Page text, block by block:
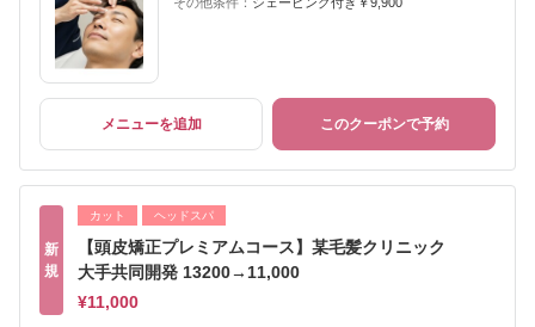
メニューを追加 このクーポンで予約
新
規
カット ヘッドスパ
【頭皮矯正プレミアムコース】某毛髪クリニック
大手共同開発 13200→11,000
¥11,000